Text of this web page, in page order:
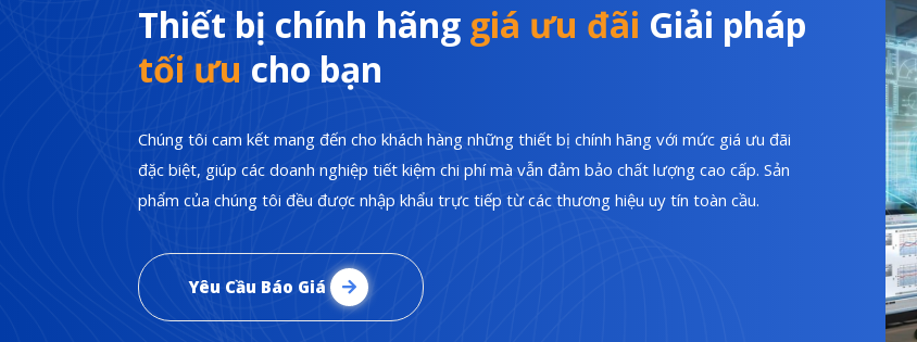
Thiết bị chính hãng giá ưu đãi Giải pháp
tối ưu cho bạn
Chúng tôi cam kết mang đến cho khách hàng những thiết bị chính hãng với mức giá ưu đãi
đặc biệt, giúp các doanh nghiệp tiết kiệm chi phí mà vẫn đảm bảo chất lượng cao cấp. Sản
phẩm của chúng tôi đều được nhập khẩu trực tiếp từ các thương hiệu uy tín toàn cầu.
Yêu Cầu Báo Giá